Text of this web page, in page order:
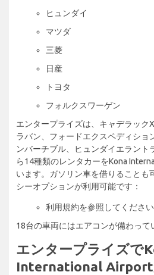
ヒュンダイ
マツダ
三菱
日産
トヨタ
フォルクスワーゲン
エンタープライズは、キャデラック
ラバン、フォードエクスペディショ
ンバーチブル、ヒュンダイエラント
ら14種類のレンタカーをKona
います。ガソリン車を借りることも
シーオプションが利用可能です：
利用規約を参照してください
18台の車両にはエアコンが備わって
エンタープライズで
International Airport